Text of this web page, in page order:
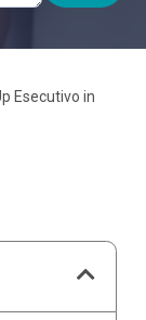
Esecutivo in